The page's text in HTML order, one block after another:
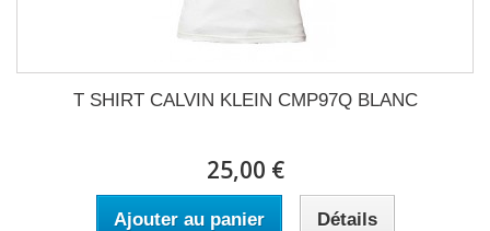
T SHIRT CALVIN KLEIN CMP97Q BLANC
25,00 €
Ajouter au panier Détails